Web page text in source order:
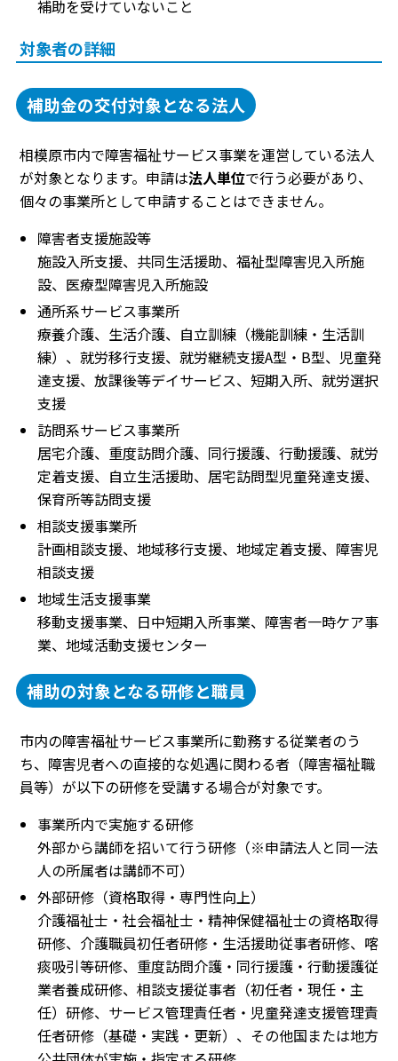
補助を受けていないこと
対象者の詳細
補助金の交付対象となる法人
相模原市内で障害福祉サービス事業を運営している法人
が対象となります。申請は法人単位で行う必要があり、
個々の事業所として申請することはできません。
障害者支援施設等
施設入所支援、共同生活援助、福祉型障害児入所施
設、医療型障害児入所施設
通所系サービス事業所
療養介護、生活介護、自立訓練（機能訓練・生活訓
練）、就労移行支援、就労継続支援A型・B型、児童発
達支援、放課後等デイサービス、短期入所、就労選択
支援
訪問系サービス事業所
居宅介護、重度訪問介護、同行援護、行動援護、就労
定着支援、自立生活援助、居宅訪問型児童発達支援、
保育所等訪問支援
相談支援事業所
計画相談支援、地域移行支援、地域定着支援、障害児
相談支援
地域生活支援事業
移動支援事業、日中短期入所事業、障害者一時ケア事
業、地域活動支援センター
補助の対象となる研修と職員
市内の障害福祉サービス事業所に勤務する従業者のう
ち、障害児者への直接的な処遇に関わる者（障害福祉職
員等）が以下の研修を受講する場合が対象です。
事業所内で実施する研修
外部から講師を招いて行う研修（※申請法人と同一法
人の所属者は講師不可）
外部研修（資格取得・専門性向上）
介護福祉士・社会福祉士・精神保健福祉士の資格取得
研修、介護職員初任者研修・生活援助従事者研修、喀
痰吸引等研修、重度訪問介護・同行援護・行動援護従
業者養成研修、相談支援従事者（初任者・現任・主
任）研修、サービス管理責任者・児童発達支援管理責
任者研修（基礎・実践・更新）、その他国または地方